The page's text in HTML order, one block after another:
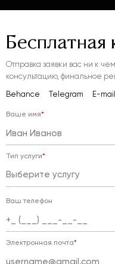
Бесплатная
Отправка заявки вас ни к
консультацию, финальное
Behance
Telegram E-mail
Ваше имя*
Тип услуги*
Выберите услугу
Ваш телефон
Электронная почта*